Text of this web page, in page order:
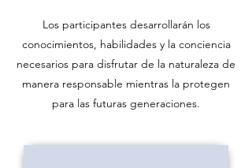
Los participantes desarrollarán los
conocimientos, habilidades y la conciencia
necesarios para disfrutar de la naturaleza de
manera responsable mientras la protegen
para las futuras generaciones.